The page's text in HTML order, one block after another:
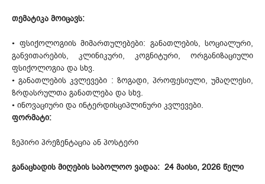
თემატიკა მოიცავს:
• ფსიქოლოგიის მიმართულებები: განათლების, სოციალური,
განვითარების, კლინიკური, კოგნიტური, ორგანიზაციული
ფსიქოლოგია და სხვ.
• განათლების კვლევები : ზოგადი, პროფესიული, უმაღლესი,
ზრდასრულთა განათლება და სხვ.
• ინოვაციური და ინტერდისციპლინური კვლევები.
ფორმატი:
ზეპირი პრეზენტაცია ან პოსტერი
განაცხადის მიღების საბოლოო ვადაა: 24 მაისი, 2026 წელი